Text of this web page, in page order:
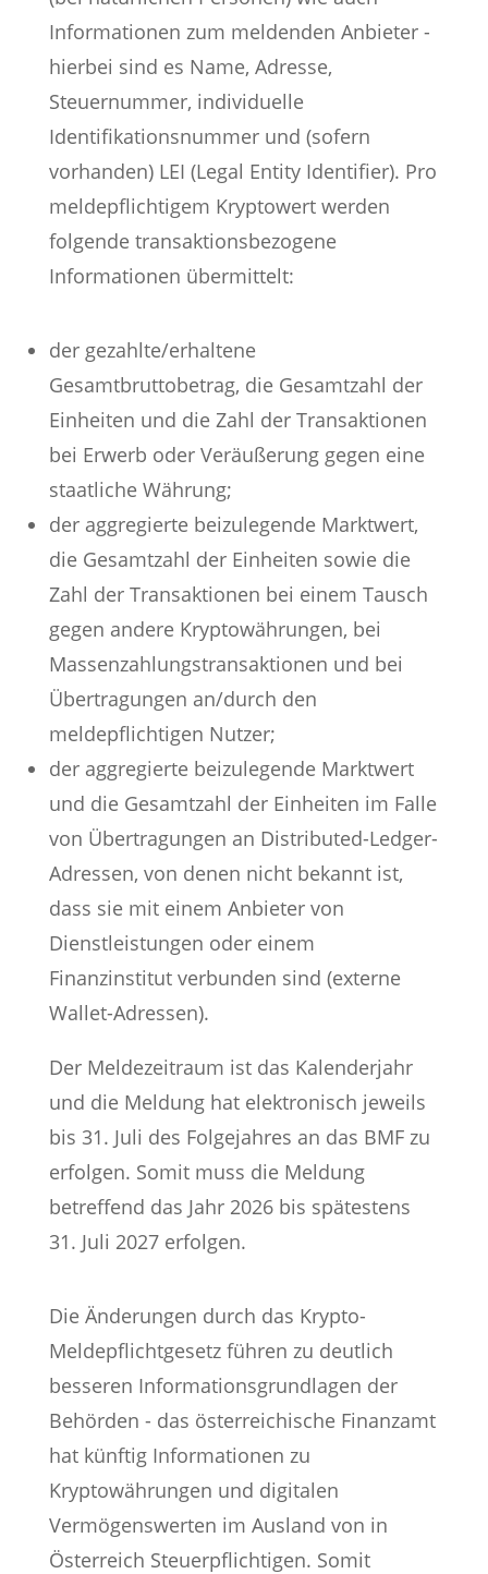
Informationen zum meldenden Anbieter -
hierbei sind es Name, Adresse,
Steuernummer, individuelle
Identifikationsnummer und (sofern
vorhanden) LEI (Legal Entity Identifier). Pro
meldepflichtigem Kryptowert werden
folgende transaktionsbezogene
Informationen übermittelt:
der gezahlte/erhaltene
Gesamtbruttobetrag, die Gesamtzahl der
Einheiten und die Zahl der Transaktionen
bei Erwerb oder Veräußerung gegen eine
staatliche Währung;
der aggregierte beizulegende Marktwert,
die Gesamtzahl der Einheiten sowie die
Zahl der Transaktionen bei einem Tausch
gegen andere Kryptowährungen, bei
Massenzahlungstransaktionen und bei
Übertragungen an/durch den
meldepflichtigen Nutzer;
der aggregierte beizulegende Marktwert
und die Gesamtzahl der Einheiten im Falle
von Übertragungen an Distributed-Ledger-
Adressen, von denen nicht bekannt ist,
dass sie mit einem Anbieter von
Dienstleistungen oder einem
Finanzinstitut verbunden sind (externe
Wallet-Adressen).
Der Meldezeitraum ist das Kalenderjahr
und die Meldung hat elektronisch jeweils
bis 31. Juli des Folgejahres an das BMF zu
erfolgen. Somit muss die Meldung
betreffend das Jahr 2026 bis spätestens
31. Juli 2027 erfolgen.
Die Änderungen durch das Krypto-
Meldepflichtgesetz führen zu deutlich
besseren Informationsgrundlagen der
Behörden - das österreichische Finanzamt
hat künftig Informationen zu
Kryptowährungen und digitalen
Vermögenswerten im Ausland von in
Österreich Steuerpflichtigen. Somit